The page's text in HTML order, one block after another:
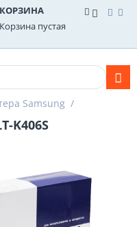
КОРЗИНА
Корзина пустая
Samsung /
K406S